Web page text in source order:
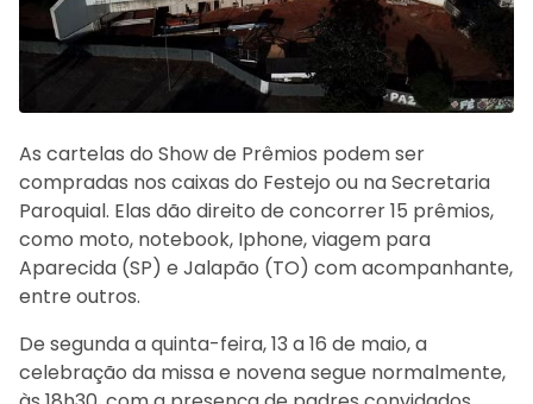
As cartelas do Show de Prêmios podem ser
compradas nos caixas do Festejo ou na Secretaria
Paroquial. Elas dão direito de concorrer 15 prêmios,
como moto, notebook, Iphone, viagem para
Aparecida (SP) e Jalapão (TO) com acompanhante,
entre outros.
De segunda a quinta-feira, 13 a 16 de maio, a
celebração da missa e novena segue normalmente,